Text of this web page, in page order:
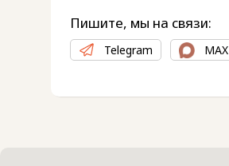
Пишите, мы на связи:
Telegram MAX